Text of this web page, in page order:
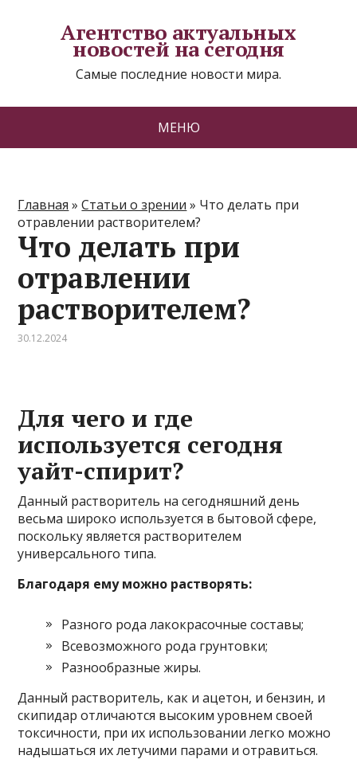
Агентство актуальных
новостей на сегодня
Самые последние новости мира.
МЕНЮ
Главная »Статьи о зрении » Что делать при
отравлении растворителем?
Что делать при
отравлении
растворителем?
30.12.2024
Для чего и где
используется сегодня
уайт-спирит?
Данный растворитель на сегодняшний день
весьма широко используется в бытовой сфере,
поскольку является растворителем
универсального типа.
Благодаря ему можно растворять:
Разного рода лакокрасочные составы;
Всевозможного рода грунтовки;
Разнообразные жиры.
Данный растворитель, как и ацетон, и бензин, и
скипидар отличаются высоким уровнем своей
токсичности, при их использовании легко можно
надышаться их летучими парами и отравиться.